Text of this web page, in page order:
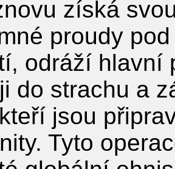
získá
proudy
odráží hlavní
do strachu a
jsou
Tyto